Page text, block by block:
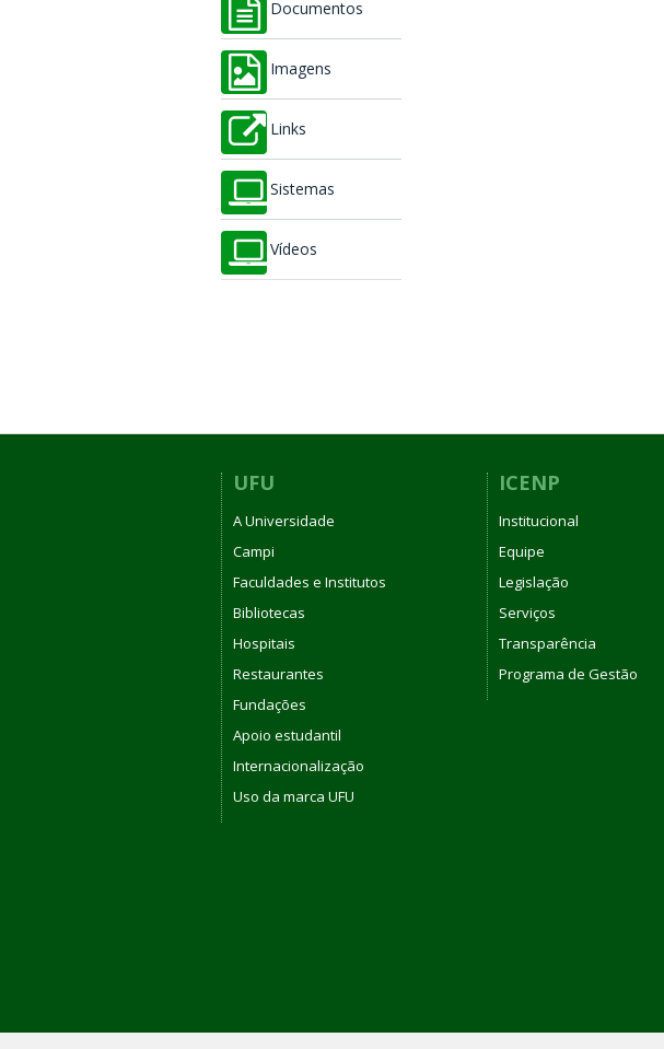
Documentos
Imagens
Links
Sistemas
Vídeos
UFU
A Universidade
Campi
Faculdades e Institutos
Bibliotecas
Hospitais
Restaurantes
Fundações
Apoio estudantil
Internacionalização
Uso da marca UFU
ICENP
Institucional
Equipe
Legislação
Serviços
Transparência
Programa de Gestão